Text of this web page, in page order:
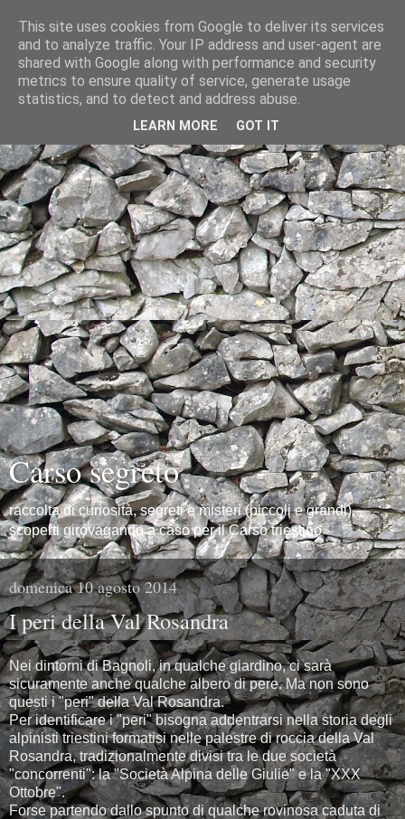
Carso segreto
raccolta di curiosità, segreti e misteri (piccoli e grandi),
scoperti girovagando a caso per il Carso triestino
domenica 10 agosto 2014
I peri della Val Rosandra
Nei dintorni di Bagnoli, in qualche giardino, ci sarà
sicuramente anche qualche albero di pere. Ma non sono
questi i "peri" della Val Rosandra.
Per identificare i "peri" bisogna addentrarsi nella storia degli
alpinisti triestini formatisi nelle palestre di roccia della Val
Rosandra, tradizionalmente divisi tra le due società
"concorrenti": la "Società Alpina delle Giulie" e la "XXX
Ottobre".
Forse partendo dallo spunto di qualche rovinosa caduta di
This site uses cookies from Google to deliver its services
and to analyze traffic. Your IP address and user-agent are
shared with Google along with performance and security
metrics to ensure quality of service, generate usage
statistics, and to detect and address abuse.
LEARN MORE GOT IT